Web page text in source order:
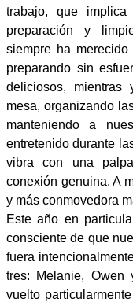
trabajo, que implica
preparación y
siempre ha
preparando sin
deliciosos,
mesa, organizando
manteniendo a
entretenido durante
vibra con una
conexión genuina. A
y más conmovedora
Este año en
consciente de que
fuera
tres: Melanie,
vuelto